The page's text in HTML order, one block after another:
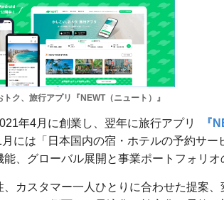
ク、旅行アプリ『NEWT（ニュート）』
年4月に創業し、翌年に旅行アプリ 『
には「日本国内の宿・ホテルの予約サー
能、グローバル展開と事業ポートフォリオ
、カスタマー一人ひとりに合わせた提案